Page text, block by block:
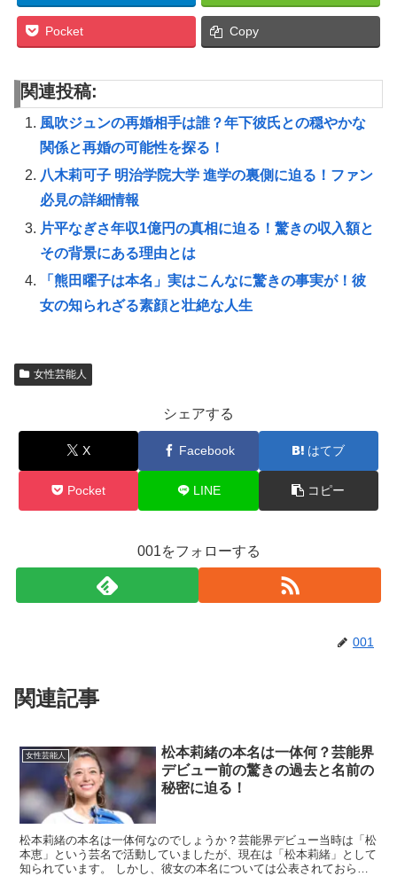
Pocket Copy
関連投稿:
風吹ジュンの再婚相手は誰？年下彼氏との穏やかな
関係と再婚の可能性を探る！
八木莉可子 明治学院大学 進学の裏側に迫る！ファン
必見の詳細情報
片平なぎさ年収1億円の真相に迫る！驚きの収入額と
その背景にある理由とは
「熊田曜子は本名」実はこんなに驚きの事実が！彼
女の知られざる素顔と壮絶な人生
女性芸能人
シェアする
X Facebook はてブ
Pocket LINE コピー
001をフォローする
001
関連記事
女性芸能人
松本莉緒の本名は一体何？芸能界
デビュー前の驚きの過去と名前の
秘密に迫る！
松本莉緒の本名は一体何なのでしょうか？芸能界デビュー当時は「松
本恵」という芸名で活動していましたが、現在は「松本莉緒」として
知られています。 しかし、彼女の本名については公表されておら